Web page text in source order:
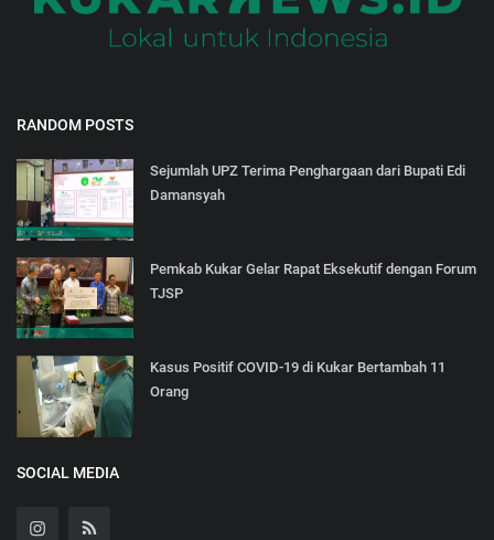
RANDOM POSTS
Sejumlah UPZ Terima Penghargaan dari Bupati Edi
Damansyah
Pemkab Kukar Gelar Rapat Eksekutif dengan Forum
TJSP
Kasus Positif COVID-19 di Kukar Bertambah 11
Orang
SOCIAL MEDIA